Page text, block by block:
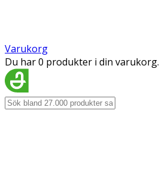
Varukorg
Du har 0 produkter i din varukorg.